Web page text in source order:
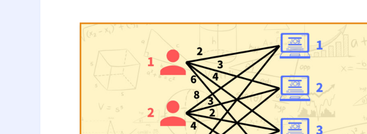
「最も負担がかかる従業員の負担を最小にする割当問題
2023年12月11日
割当問題の制約条件を色々変えてみてpythonで解いて
みた 5
経営工学
（けいえいこうがく、英: engineering management）は、人・材
料・装置・情報・エネルギーを総合したシステムの設計・改善・確立に関
活動である。そのシステムから得られる結果を明示し、予測し、評価する
に、工学的な分析・設計の原理・方法とともに、数学、物理および社会科